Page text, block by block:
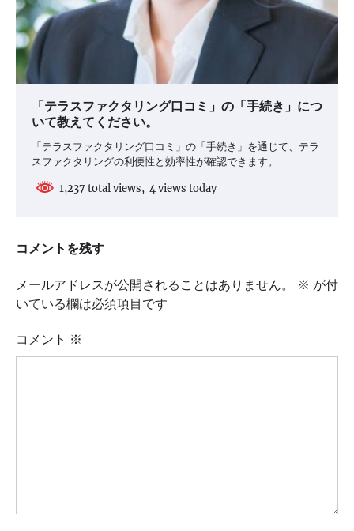
「テラスファクタリング口コミ」の「手続き」につ
いて教えてください。
「テラスファクタリング口コミ」の「手続き」を通じて、テラ
スファクタリングの利便性と効率性が確認できます。
1,237 total views, 4 views today
コメントを残す
メールアドレスが公開されることはありません。 ※ が付
いている欄は必須項目です
コメント ※